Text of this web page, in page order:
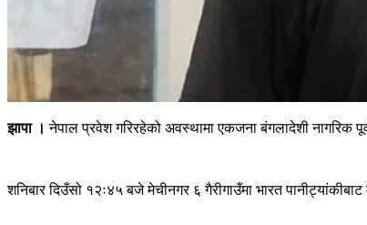
झापा । नेपाल प्रवेश गरिरहेको अवस्थामा एकजना बंगलादेशी नागरिक
शनिबार दिउँसो १२ः४५ बजे मेचीनगर ६ गैरीगाउँमा भारत